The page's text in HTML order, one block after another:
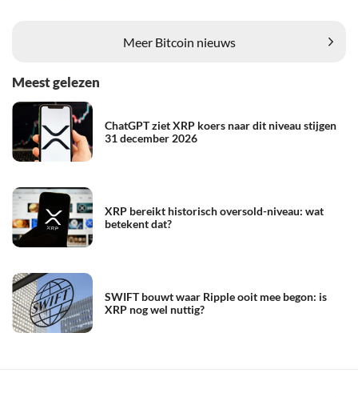
Meer Bitcoin nieuws
Meest gelezen
ChatGPT ziet XRP koers naar dit niveau stijgen
31 december 2026
XRP bereikt historisch oversold-niveau: wat
betekent dat?
SWIFT bouwt waar Ripple ooit mee begon: is
XRP nog wel nuttig?